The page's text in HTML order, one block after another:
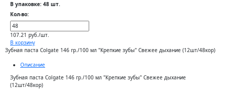
В упаковке: 48 шт.
Кол-во:
107.21 руб./шт.
В корзину
Зубная паста Colgate 146 гр./100 мл "Крепкие зубы" Свежее дыхание (12шт/48кор)
Описание
Зубная паста Colgate 146 гр./100 мл "Крепкие зубы" Свежее дыхание
(12шт/48кор)